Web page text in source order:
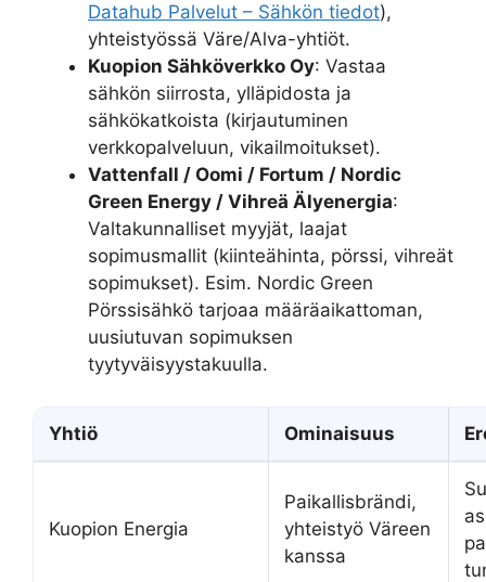
Datahub Palvelut – Sähkön tiedot),
yhteistyössä Väre/Alva-yhtiöt.
Kuopion Sähköverkko Oy: Vastaa
sähkön siirrosta, ylläpidosta ja
sähkökatkoista (kirjautuminen
verkkopalveluun, vikailmoitukset).
Vattenfall / Oomi / Fortum / Nordic
Green Energy / Vihreä Älyenergia:
Valtakunnalliset myyjät, laajat
sopimusmallit (kiinteähinta, pörssi, vihreät
sopimukset). Esim. Nordic Green
Pörssisähkö tarjoaa määräaikattoman,
uusiutuvan sopimuksen
tyytyväisyystakuulla.
Yhtiö Ominaisuus
Kuopion Energia
Paikallisbrändi,
yhteistyö Väreen
kanssa